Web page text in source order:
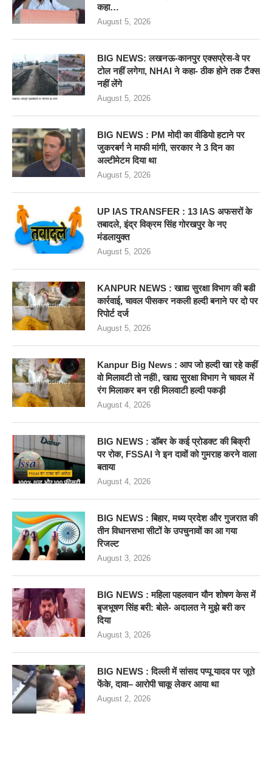
कहा…
August 5, 2026
BIG NEWS: लखनऊ-कानपुर एक्सप्रेस-वे पर
टोल नहीं लगेगा, NHAI ने कहा- ठीक होने तक टैक्स
नहीं लेंगे
August 5, 2026
BIG NEWS : PM मोदी का वीडियो हटाने पर
जुकरबर्ग ने माफी मांगी, सरकार ने 3 दिन का
अल्टीमेटम दिया था
August 5, 2026
UP IAS TRANSFER : 13 IAS अफसरों के
तबादले, इंद्र विक्रम सिंह गोरखपुर के नए
मंडलायुक्त
August 5, 2026
KANPUR NEWS : खाद्य सुरक्षा विभाग की बडी
कार्रवाई, चावल पीसकर नकली हल्दी बनाने पर दो पर
रिपोर्ट दर्ज
August 5, 2026
Kanpur Big News : आप जो हल्दी खा रहे कहीं
वो मिलावटी तो नहीं!, खाद्य सुरक्षा विभाग ने चावल में
रंग मिलाकर बन रही मिलवाटी हल्दी पकड़ी
August 4, 2026
BIG NEWS : डॉबर के कई प्रोडक्ट की बिक्री
पर रोक, FSSAI ने इन दावों को गुमराह करने वाला
बताया
August 4, 2026
BIG NEWS : बिहार, मध्य प्रदेश और गुजरात की
तीन विधानसभा सीटों के उपचुनावों का आ गया
रिजल्ट
August 3, 2026
BIG NEWS : महिला पहलवान यौन शोषण केस में
बृजभूषण सिंह बरी: बोले- अदालत ने मुझे बरी कर
दिया
August 3, 2026
BIG NEWS : दिल्ली में सांसद पप्पू यादव पर जूते
फेंके, दावा– आरोपी चाकू लेकर आया था
August 2, 2026